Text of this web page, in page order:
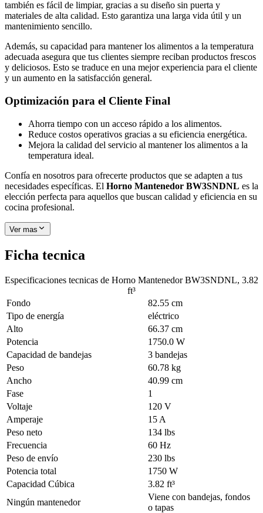
también es fácil de limpiar, gracias a su diseño sin puerta y
materiales de alta calidad. Esto garantiza una larga vida útil y un
mantenimiento sencillo.
Además, su capacidad para mantener los alimentos a la temperatura
adecuada asegura que tus clientes siempre reciban productos frescos
y deliciosos. Esto se traduce en una mejor experiencia para el cliente
y un aumento en la satisfacción general.
Optimización para el Cliente Final
Ahorra tiempo con un acceso rápido a los alimentos.
Reduce costos operativos gracias a su eficiencia energética.
Mejora la calidad del servicio al mantener los alimentos a la
temperatura ideal.
Confía en nosotros para ofrecerte productos que se adapten a tus
necesidades específicas. El Horno Mantenedor BW3SNDNL es la
elección perfecta para aquellos que buscan calidad y eficiencia en su
cocina profesional.
Ver mas
Ficha tecnica
Especificaciones tecnicas de Horno Mantenedor BW3SNDNL, 3.82
ft³
Fondo
82.55 cm
Tipo de energía
eléctrico
Alto
66.37 cm
Potencia
1750.0 W
Capacidad de bandejas
3 bandejas
Peso
60.78 kg
Ancho
40.99 cm
Fase
1
Voltaje
120 V
Amperaje
15 A
Peso neto
134 lbs
Frecuencia
60 Hz
Peso de envío
230 lbs
Potencia total
1750 W
Capacidad Cúbica
3.82 ft³
Ningún mantenedor
Viene con bandejas, fondos
o tapas